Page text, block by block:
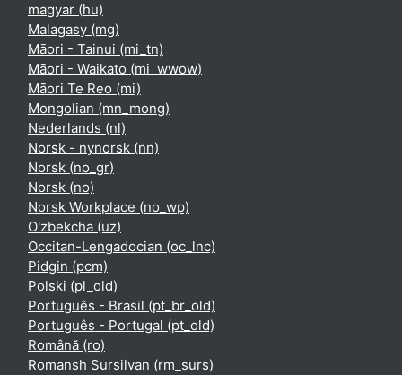
magyar ‎(hu)‎
Malagasy ‎(mg)‎
Māori - Tainui ‎(mi_tn)‎
Māori - Waikato ‎(mi_wwow)‎
Māori Te Reo ‎(mi)‎
Mongolian ‎(mn_mong)‎
Nederlands ‎(nl)‎
Norsk - nynorsk ‎(nn)‎
Norsk ‎(no_gr)‎
Norsk ‎(no)‎
Norsk Workplace ‎(no_wp)‎
O'zbekcha ‎(uz)‎
Occitan-Lengadocian ‎(oc_lnc)‎
Pidgin ‎(pcm)‎
Polski ‎(pl_old)‎
Português - Brasil ‎(pt_br_old)‎
Português - Portugal ‎(pt_old)‎
Română ‎(ro)‎
Romansh Sursilvan ‎(rm_surs)‎